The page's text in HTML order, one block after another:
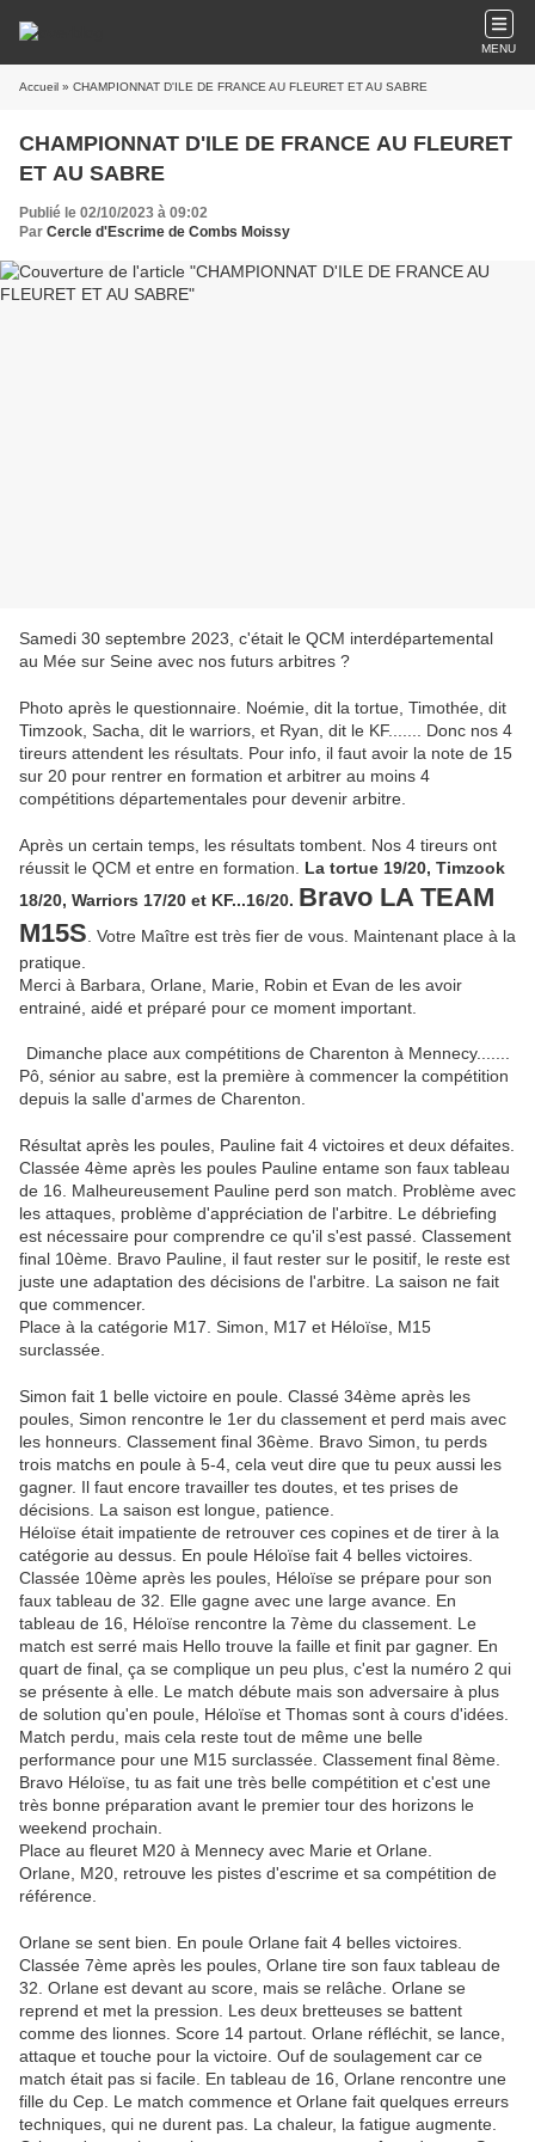
MENU
Accueil » CHAMPIONNAT D'ILE DE FRANCE AU FLEURET ET AU SABRE
CHAMPIONNAT D'ILE DE FRANCE AU FLEURET
ET AU SABRE
Publié le 02/10/2023 à 09:02
Par Cercle d'Escrime de Combs Moissy
Samedi 30 septembre 2023, c'était le QCM interdépartemental
au Mée sur Seine avec nos futurs arbitres ?
Photo après le questionnaire. Noémie, dit la tortue, Timothée, dit
Timzook, Sacha, dit le warriors, et Ryan, dit le KF....... Donc nos 4
tireurs attendent les résultats. Pour info, il faut avoir la note de 15
sur 20 pour rentrer en formation et arbitrer au moins 4
compétitions départementales pour devenir arbitre.
Après un certain temps, les résultats tombent. Nos 4 tireurs ont
réussit le QCM et entre en formation. La tortue 19/20, Timzook
18/20, Warriors 17/20 et KF...16/20. Bravo LA TEAM
M15S . Votre Maître est très fier de vous. Maintenant place à la
pratique.
Merci à Barbara, Orlane, Marie, Robin et Evan de les avoir
entrainé, aidé et préparé pour ce moment important.
Dimanche place aux compétitions de Charenton à Mennecy.......
Pô, sénior au sabre, est la première à commencer la compétition
depuis la salle d'armes de Charenton.
Résultat après les poules, Pauline fait 4 victoires et deux défaites.
Classée 4ème après les poules Pauline entame son faux tableau
de 16. Malheureusement Pauline perd son match. Problème avec
les attaques, problème d'appréciation de l'arbitre. Le débriefing
est nécessaire pour comprendre ce qu'il s'est passé. Classement
final 10ème. Bravo Pauline, il faut rester sur le positif, le reste est
juste une adaptation des décisions de l'arbitre. La saison ne fait
que commencer.
Place à la catégorie M17. Simon, M17 et Héloïse, M15
surclassée.
Simon fait 1 belle victoire en poule. Classé 34ème après les
poules, Simon rencontre le 1er du classement et perd mais avec
les honneurs. Classement final 36ème. Bravo Simon, tu perds
trois matchs en poule à 5-4, cela veut dire que tu peux aussi les
gagner. Il faut encore travailler tes doutes, et tes prises de
décisions. La saison est longue, patience.
Héloïse était impatiente de retrouver ces copines et de tirer à la
catégorie au dessus. En poule Héloïse fait 4 belles victoires.
Classée 10ème après les poules, Héloïse se prépare pour son
faux tableau de 32. Elle gagne avec une large avance. En
tableau de 16, Héloïse rencontre la 7ème du classement. Le
match est serré mais Hello trouve la faille et finit par gagner. En
quart de final, ça se complique un peu plus, c'est la numéro 2 qui
se présente à elle. Le match débute mais son adversaire à plus
de solution qu'en poule, Héloïse et Thomas sont à cours d'idées.
Match perdu, mais cela reste tout de même une belle
performance pour une M15 surclassée. Classement final 8ème.
Bravo Héloïse, tu as fait une très belle compétition et c'est une
très bonne préparation avant le premier tour des horizons le
weekend prochain.
Place au fleuret M20 à Mennecy avec Marie et Orlane.
Orlane, M20, retrouve les pistes d'escrime et sa compétition de
référence.
Orlane se sent bien. En poule Orlane fait 4 belles victoires.
Classée 7ème après les poules, Orlane tire son faux tableau de
32. Orlane est devant au score, mais se relâche. Orlane se
reprend et met la pression. Les deux bretteuses se battent
comme des lionnes. Score 14 partout. Orlane réfléchit, se lance,
attaque et touche pour la victoire. Ouf de soulagement car ce
match était pas si facile. En tableau de 16, Orlane rencontre une
fille du Cep. Le match commence et Orlane fait quelques erreurs
techniques, qui ne durent pas. La chaleur, la fatigue augmente.